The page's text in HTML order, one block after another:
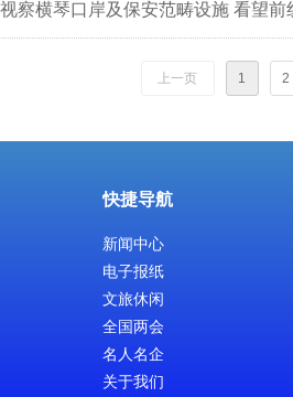
察横琴口岸及保安范畴设施 看望
上一页 1 2
新闻中心
电子报纸
文旅休闲
全国两会
名人名企
关于我们
快捷导航